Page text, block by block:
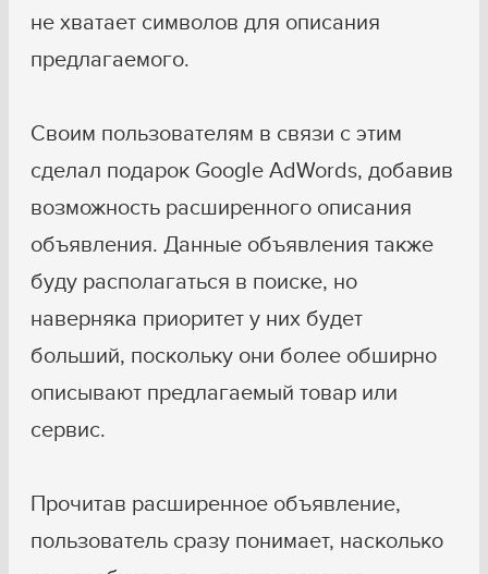
не хватает символов для описания
предлагаемого.
Своим пользователям в связи с этим
сделал подарок Google AdWords, добавив
возможность расширенного описания
объявления. Данные объявления также
буду располагаться в поиске, но
наверняка приоритет у них будет
больший, поскольку они более обширно
описывают предлагаемый товар или
сервис.
Прочитав расширенное объявление,
пользователь сразу понимает, насколько